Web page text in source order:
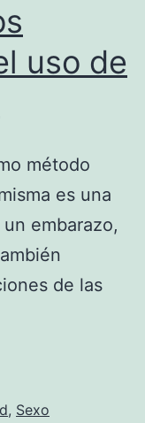
uso de
método
es una
embarazo,
de las
, Sexo